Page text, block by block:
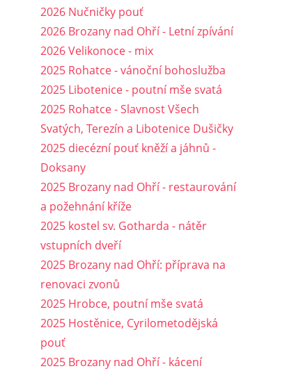
2026 Nučničky pouť
2026 Brozany nad Ohří - Letní zpívání
2026 Velikonoce - mix
2025 Rohatce - vánoční bohoslužba
2025 Libotenice - poutní mše svatá
2025 Rohatce - Slavnost Všech
Svatých, Terezín a Libotenice Dušičky
2025 diecézní pouť kněží a jáhnů -
Doksany
2025 Brozany nad Ohří - restaurování
a požehnání kříže
2025 kostel sv. Gotharda - nátěr
vstupních dveří
2025 Brozany nad Ohří: příprava na
renovaci zvonů
2025 Hrobce, poutní mše svatá
2025 Hostěnice, Cyrilometodějská
pouť
2025 Brozany nad Ohří - kácení